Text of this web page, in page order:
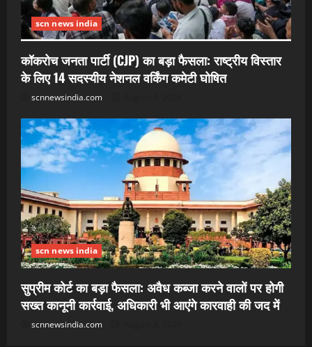
scn news india
कॉकरोच जनता पार्टी (CJP) का बड़ा फैसला: राष्ट्रीय विस्तार
के लिए 14 सदस्यीय नेशनल वर्किंग कमेटी घोषित
scnnewsindia.com
scn news india
सुप्रीम कोर्ट का बड़ा फैसला: अवैध कब्जा करने वालों पर होगी
सख्त कानूनी कार्रवाई, अधिकारी भी आएंगे कारवाही की जद में
scnnewsindia.com